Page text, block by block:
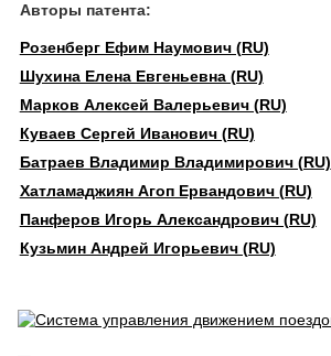
Авторы патента:
Розенберг Ефим Наумович (RU)
Шухина Елена Евгеньевна (RU)
Марков Алексей Валерьевич (RU)
Куваев Сергей Иванович (RU)
Батраев Владимир Владимирович (RU)
Хатламаджиян Агоп Ервандович (RU)
Панферов Игорь Александрович (RU)
Кузьмин Андрей Игорьевич (RU)